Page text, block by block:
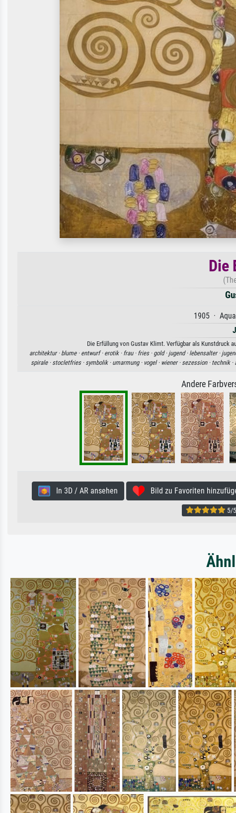
Die
1905 ·
Die Erfüllung von Gustav Klimt. Verfügbar als Kunstdruck
architektur · blume · entwurf · erotik · frau · fries · gold · jugend · lebensalter ·
spirale · stocletfries · symbolik · umarmung · vogel · wiener · sezession · technik ·
Andere
In 3D / AR ansehen Bild zu Favoriten
5/